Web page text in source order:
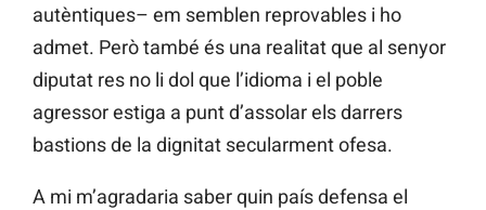
autèntiques– em semblen reprovables i ho
admet. Però també és una realitat que al senyor
diputat res no li dol que l’idioma i el poble
agressor estiga a punt d’assolar els darrers
bastions de la dignitat secularment ofesa.
A mi m’agradaria saber quin país defensa el